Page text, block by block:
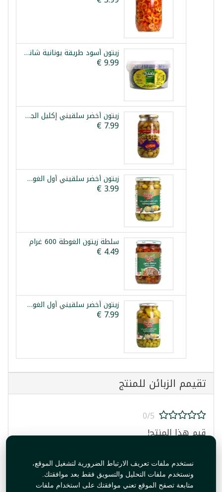
نستخدم ملفات تعريف الارتباط الضرورية لتشغيل الموقع،
ونستخدم ملفات التحليل والتسويق فقط بعد موافقتك.
متابعة تصفح الموقع تعني موافقتك على استخدام ملفات
زيتون أسود طريقة يونانية شانيا 1.5كغ
زيتون أخضر سلقيني إكليل الجبل 1400غ
زيتون أخضر سلقيني أول الغوطة 625غ صافي
سلطة زيتون الغوطة 600 غرام
زيتون أخضر سلقيني أول الغوطة 1250غ
تقيمم الزبائن للمنتج
0/5
قيم هذا المنتج!